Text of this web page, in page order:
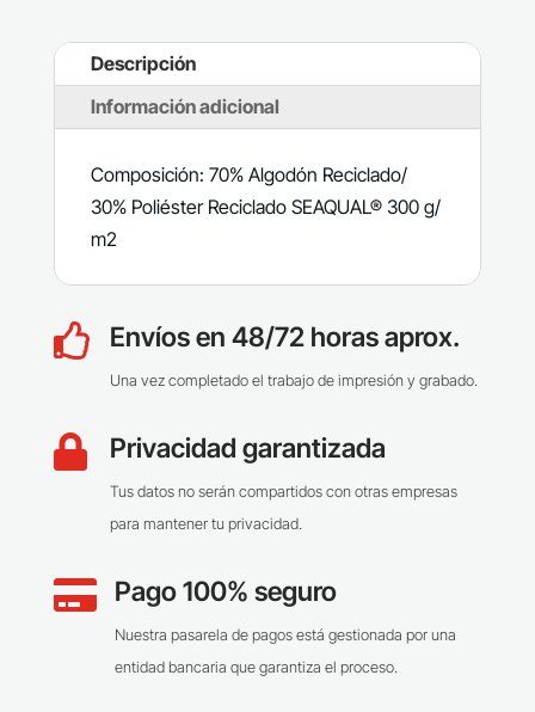
Descripción
Información adicional
Composición: 70% Algodón Reciclado/
30% Poliéster Reciclado SEAQUAL® 300 g/
m2
 Envíos en 48/72 horas aprox.
Una vez completado el trabajo de impresión y grabado.
 Privacidad garantizada
Tus datos no serán compartidos con otras empresas
para mantener tu privacidad.
 Pago 100% seguro
Nuestra pasarela de pagos está gestionada por una
entidad bancaria que garantiza el proceso.